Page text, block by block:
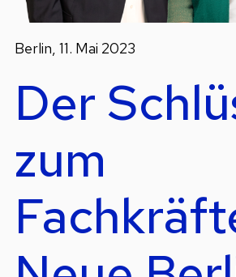
Berlin, 11. Mai 2023
Der
zum